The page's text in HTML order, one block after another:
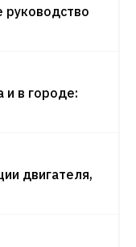
руководство
и в городе:
двигателя,